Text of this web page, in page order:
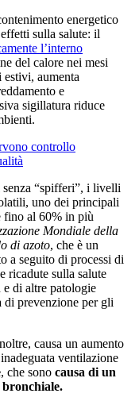
energetico
sulla salute: il
l’interno
del calore nei mesi
aumenta
e
sigillatura riduce
controllo
“spifferi”, i livelli
uno dei principali
fino al 60% in più
Mondiale della
di azoto, che è un
a seguito di processi di
ricadute sulla salute
e di altre patologie
di prevenzione per gli
causa un aumento
ventilazione
, che sono causa di un
bronchiale.